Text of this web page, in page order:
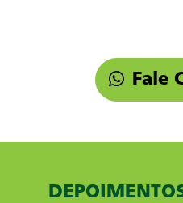
Fale